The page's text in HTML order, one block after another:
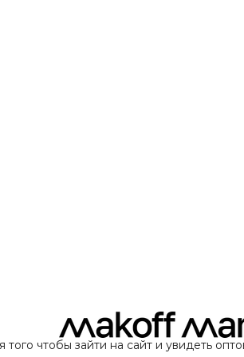
того чтобы зайти на сайт и увидеть